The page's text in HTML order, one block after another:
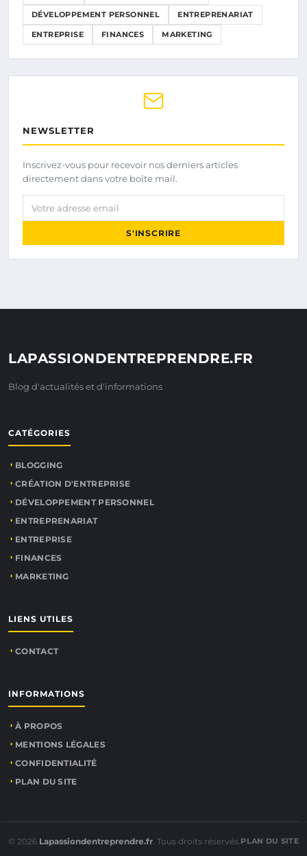
DÉVELOPPEMENT PERSONNEL ENTREPRENARIAT
ENTREPRISE FINANCES MARKETING
NEWSLETTER
Inscrivez-vous pour recevoir nos derniers articles
directement dans votre boîte mail.
Votre adresse email
S'INSCRIRE
LAPASSIONDENTREPRENDRE.FR
Blog d'actualités et d'informations
CATÉGORIES
BLOGGING
CRÉATION D'ENTREPRISE
DÉVELOPPEMENT PERSONNEL
ENTREPRENARIAT
ENTREPRISE
FINANCES
MARKETING
LIENS UTILES
CONTACT
INFORMATIONS
À PROPOS
MENTIONS LÉGALES
CONFIDENTIALITÉ
PLAN DU SITE
© 2026 Lapassiondentreprendre.fr . Tous droits réservés. PLAN DU SITE